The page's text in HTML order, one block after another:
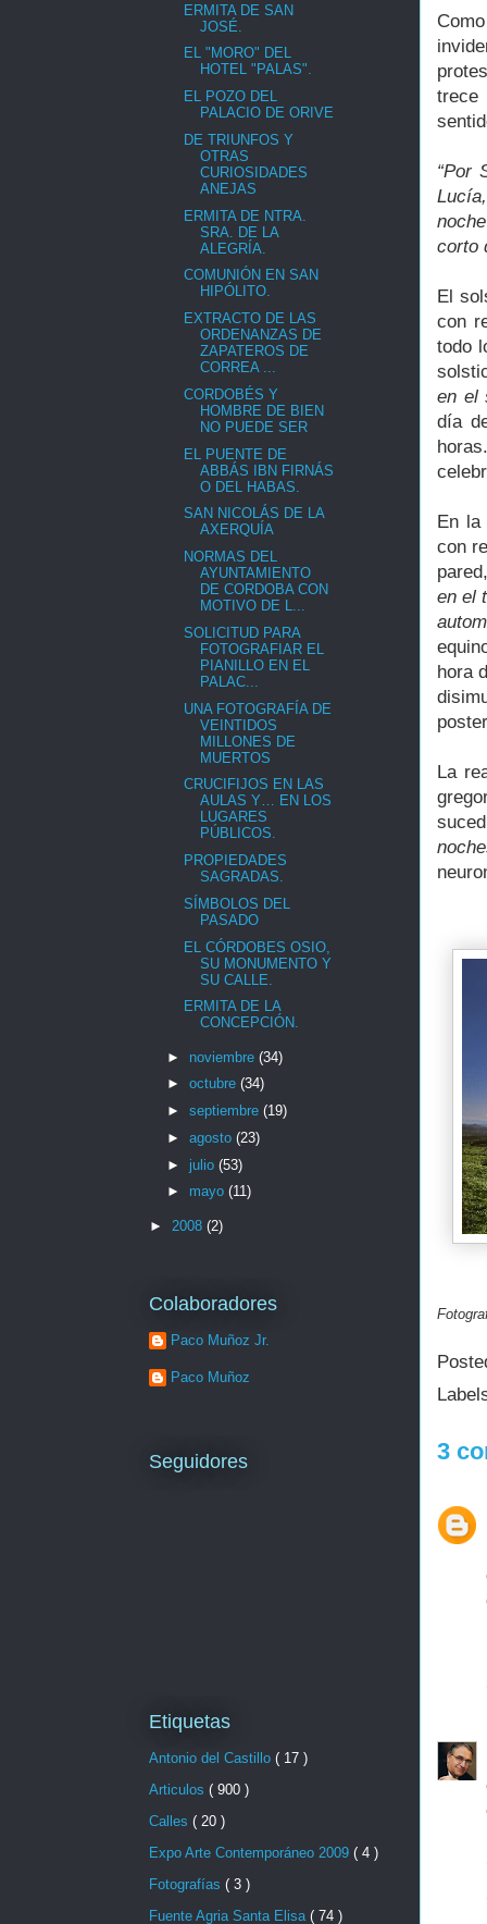
trece
“Por
corto
El
con
todo
en el
día
En la
con
en el
hora
La
3
ERMITA DE SAN
JOSÉ.
EL "MORO" DEL
HOTEL "PALAS".
EL POZO DEL
PALACIO DE ORIVE
DE TRIUNFOS Y
OTRAS
CURIOSIDADES
ANEJAS
ERMITA DE NTRA.
SRA. DE LA
ALEGRÍA.
COMUNIÓN EN SAN
HIPÓLITO.
EXTRACTO DE LAS
ORDENANZAS DE
ZAPATEROS DE
CORREA ...
CORDOBÉS Y
HOMBRE DE BIEN
NO PUEDE SER
EL PUENTE DE
ABBÁS IBN FIRNÁS
O DEL HABAS.
SAN NICOLÁS DE LA
AXERQUÍA
NORMAS DEL
AYUNTAMIENTO
DE CORDOBA CON
MOTIVO DE L...
SOLICITUD PARA
FOTOGRAFIAR EL
PIANILLO EN EL
PALAC...
UNA FOTOGRAFÍA DE
VEINTIDOS
MILLONES DE
MUERTOS
CRUCIFIJOS EN LAS
AULAS Y… EN LOS
LUGARES
PÚBLICOS.
PROPIEDADES
SAGRADAS.
SÍMBOLOS DEL
PASADO
EL CÓRDOBES OSIO,
SU MONUMENTO Y
SU CALLE.
ERMITA DE LA
CONCEPCIÓN.
► noviembre (34)
► octubre (34)
► septiembre (19)
► agosto (23)
► julio (53)
► mayo (11)
► 2008 (2)
Colaboradores
Paco Muñoz Jr.
Paco Muñoz
Seguidores
Etiquetas
Antonio del Castillo ( 17 )
Articulos ( 900 )
Calles ( 20 )
Expo Arte Contemporáneo 2009 ( 4 )
Fotografías ( 3 )
Fuente Agria Santa Elisa ( 74 )